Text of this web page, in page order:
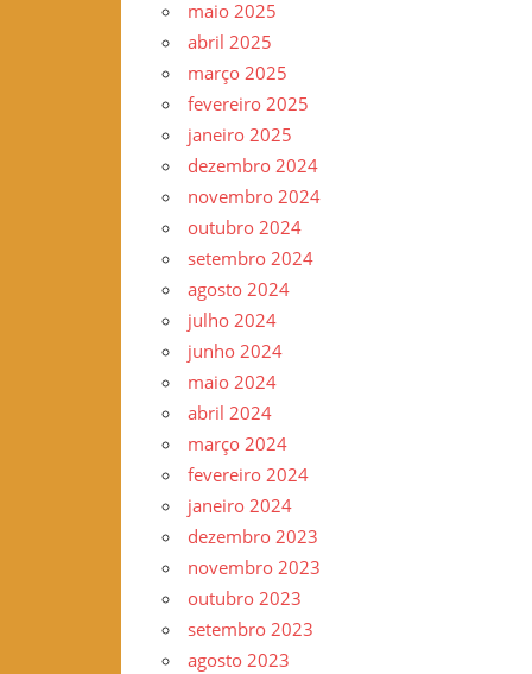
www.gilvander.org.br
www.freigilvander.blogspot.com.br
www.twitter.com/gilvanderluis
facebook:
Gilvander
Moreira
maio 2025
abril 2025
março 2025
fevereiro 2025
janeiro 2025
dezembro 2024
novembro 2024
outubro 2024
setembro 2024
agosto 2024
julho 2024
junho 2024
maio 2024
abril 2024
março 2024
fevereiro 2024
janeiro 2024
dezembro 2023
novembro 2023
outubro 2023
setembro 2023
agosto 2023